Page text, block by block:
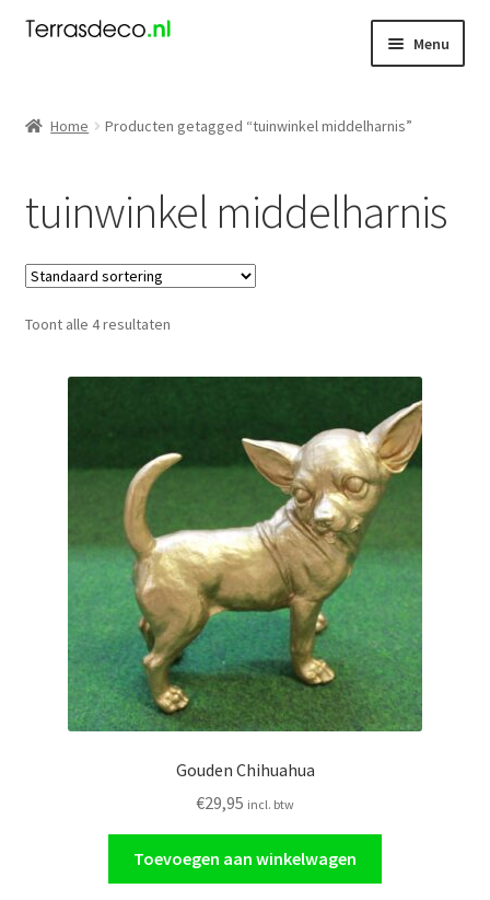
Ga
navigatie
Ga
inhoud
Menu
Kabouters
Mensen
Nieuw
Koningsdag
Glasschilderij
Ornamenten
Verlichting
Home Producten getagged “tuinwinkel middelharnis”
tuinwinkel middelharnis
Toont alle 4 resultaten
Gouden Chihuahua
€29,95 incl. btw
Toevoegen aan winkelwagen